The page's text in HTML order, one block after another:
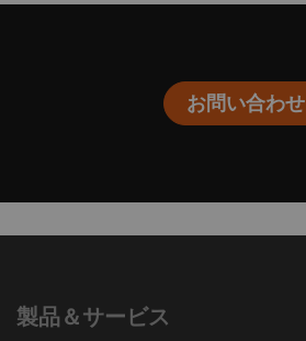
お問い合わせ
製品＆サービス